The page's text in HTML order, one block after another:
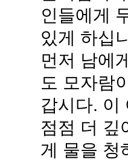
인들에게
있게 하십
먼저 남에
도 모자람
갑시다. 이
점점 더 깊
게 물을 청